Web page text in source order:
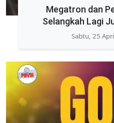
Megatron dan
Selangkah Lagi
Sabtu, 25